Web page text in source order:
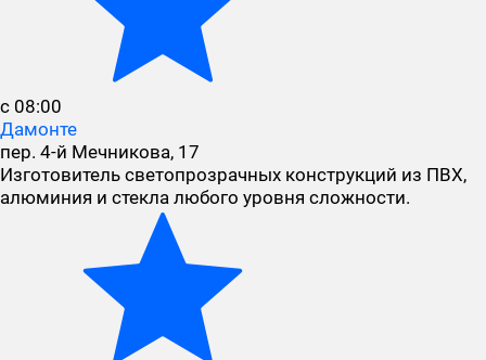
с 08:00
Дамонте
пер. 4-й Мечникова, 17
Изготовитель светопрозрачных конструкций из ПВХ,
алюминия и стекла любого уровня сложности.